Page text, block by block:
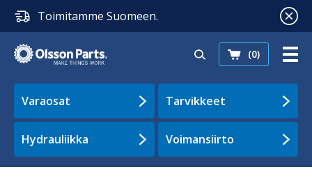
Toimitamme Suomeen.
(0)
Varaosat Tarvikkeet
Hydrauliikka Voimansiirto